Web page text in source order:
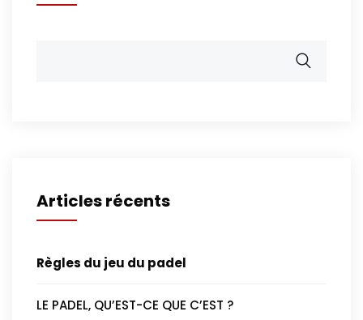
Articles récents
Règles du jeu du padel
LE PADEL, QU’EST-CE QUE C’EST ?